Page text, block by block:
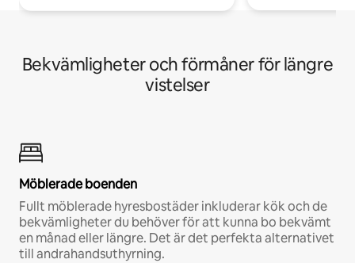
Bekvämligheter och förmåner för längre
vistelser
Möblerade boenden
Fullt möblerade hyresbostäder inkluderar kök och de
bekvämligheter du behöver för att kunna bo bekvämt
en månad eller längre. Det är det perfekta alternativet
till andrahandsuthyrning.